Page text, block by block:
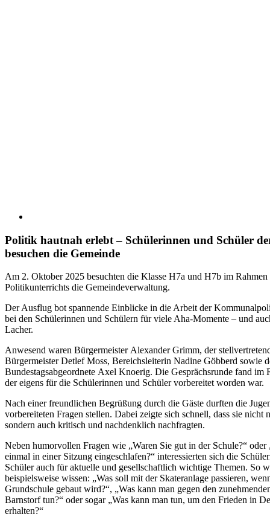
Politik hautnah erlebt – Schülerinnen und Schüler
besuchen die Gemeinde
Am 2. Oktober 2025 besuchten die Klasse H7a und H7b im Rahmen
Politikunterrichts die Gemeindeverwaltung.
Der Ausflug bot spannende Einblicke in die Arbeit der
bei den Schülerinnen und Schülern für viele Aha-Momente – und
Lacher.
Anwesend waren BürgermeisterAlexander Grimm, der
BürgermeisterDetlefMoss, Bereichsleiterin Nadine Göbberd sowie
Bundestagsabgeordnete Axel Knoerig. Die Gesprächsrunde fand im
der eigens für die Schülerinnen und Schüler vorbereitet worden war.
Nach einer freundlichen Begrüßung durch die Gäste durften die
vorbereiteten Fragen stellen. Dabei zeigte sich schnell, dass sie nicht
sondern auch kritisch und nachdenklich nachfragten.
Neben humorvollen Fragen wie „Waren Sie gut in der Schule?“ oder
einmal in einer Sitzung eingeschlafen?“ interessierten sich die
Schüler auch für aktuelle und gesellschaftlich wichtige Themen. So
beispielsweise wissen: „Was soll mit der Skateranlage passieren,
Grundschule gebaut wird?“, „Was kann man gegen den
Barnstorftun?“ oder sogar „Was kann man tun, um den Frieden in
erhalten?“